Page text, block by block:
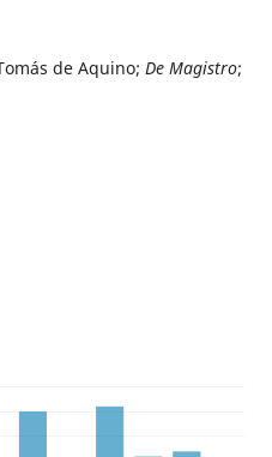
de Aquino; De Magistro;